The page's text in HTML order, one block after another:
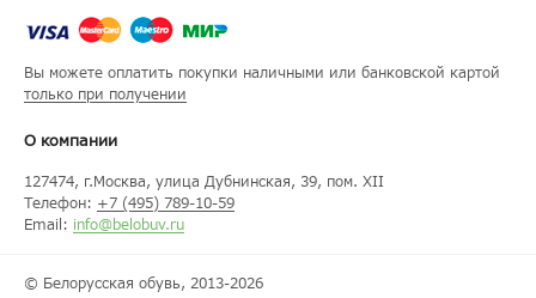
Вы можете оплатить покупки наличными или банковской картой
только при получении
О компании
127474, г.Москва, улица Дубнинская, 39, пом. XII
Телефон: +7 (495) 789-10-59
Email: info@belobuv.ru
© Белорусская обувь, 2013-2026